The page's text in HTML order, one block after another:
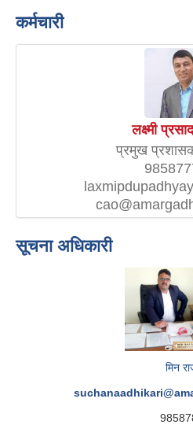
कर्मचारी
लक्ष्मी
प्रमुख
सूचना अधिकारी
मिन